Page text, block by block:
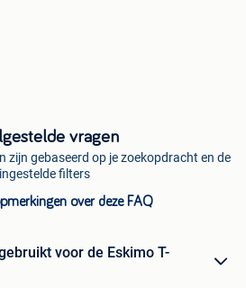
vragen
zijn gebaseerd op je zoekopdracht en de
ingestelde filters
over deze FAQ
voor de Eskimo T-